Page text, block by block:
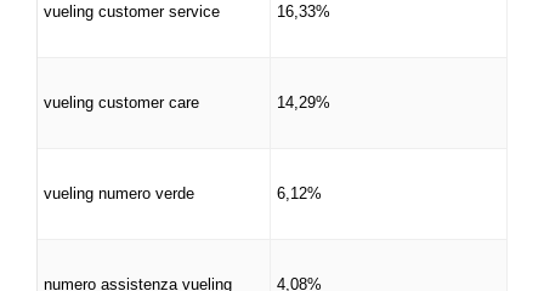
vueling customer service 16,33%
vueling customer care 14,29%
vueling numero verde 6,12%
numero assistenza vueling 4,08%